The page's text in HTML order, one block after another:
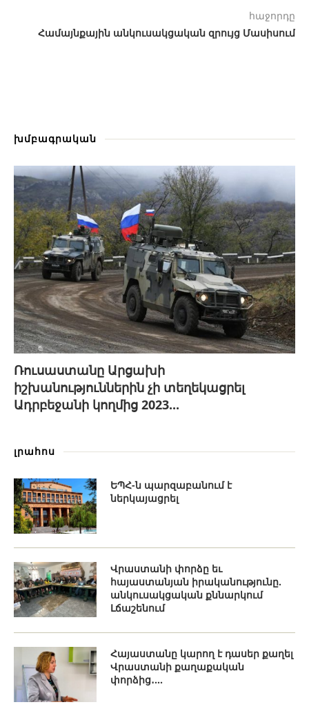
հաջորդը
Համայնքային անկուսակցական զրույց Մասիսում
խմբագրական
Ռուսաստանը Արցախի
իշխանություններին չի տեղեկացրել
Ադրբեջանի կողմից 2023...
լրահոս
ԵՊՀ-ն պարզաբանում է
ներկայացրել
Վրաստանի փորձը եւ
հայաստանյան իրականությունը.
անկուսակցական քննարկում
Լճաշենում
Հայաստանը կարող է դասեր քաղել
Վրաստանի քաղաքական
փորձից․...